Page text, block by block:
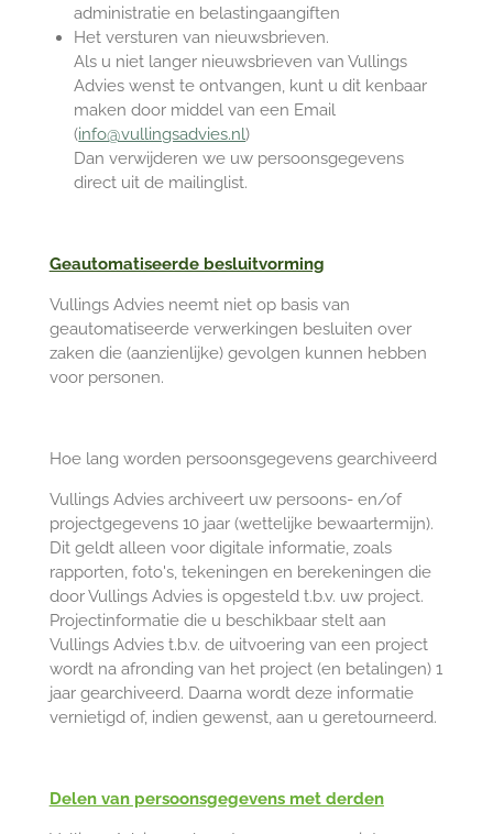
administratie en belastingaangiften
Het versturen van nieuwsbrieven.
Als u niet langer nieuwsbrieven van Vullings
Advies wenst te ontvangen, kunt u dit kenbaar
maken door middel van een Email
(info@vullingsadvies.nl)
Dan verwijderen we uw persoonsgegevens
direct uit de mailinglist.
Geautomatiseerde besluitvorming
Vullings Advies neemt niet op basis van
geautomatiseerde verwerkingen besluiten over
zaken die (aanzienlijke) gevolgen kunnen hebben
voor personen.
Hoe lang worden persoonsgegevens gearchiveerd
Vullings Advies archiveert uw persoons- en/of
projectgegevens 10 jaar (wettelijke bewaartermijn).
Dit geldt alleen voor digitale informatie, zoals
rapporten, foto's, tekeningen en berekeningen die
door Vullings Advies is opgesteld t.b.v. uw project.
Projectinformatie die u beschikbaar stelt aan
Vullings Advies t.b.v. de uitvoering van een project
wordt na afronding van het project (en betalingen) 1
jaar gearchiveerd. Daarna wordt deze informatie
vernietigd of, indien gewenst, aan u geretourneerd.
Delen van persoonsgegevens met derden